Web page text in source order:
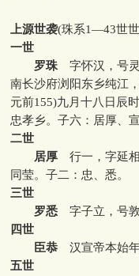
上源世袭(珠系1—43世
一世
罗珠 字怀汉，号
南长沙府浏阳东乡纯江
元前155)九月十八日辰
忠孝乡。子六：居厚、
二世
居厚 行一，字延
同莹。子二：忠、悉。
三世
罗悉 字子立，号
四世
臣恭 汉宣帝本始年
五世